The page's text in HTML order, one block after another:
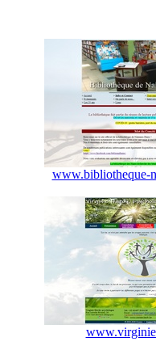
www.bibliotheque-